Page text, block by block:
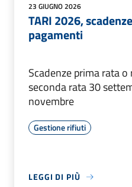
23 GIUGNO 2026
TARI 2026,
pagamenti
Scadenze prima rata
seconda rata 30
novembre
Gestione rifiuti
LEGGI DI PIÙ